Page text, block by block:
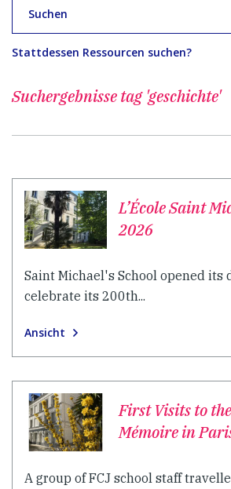
Suchen
Stattdessen Ressourcen suchen?
Suchergebnissetag 'geschichte'
L’École Saint
2026
Saint Michael's School opened its
celebrate its 200th...
Ansicht
First Visits to
Mémoire in
A group of FCJ school staff